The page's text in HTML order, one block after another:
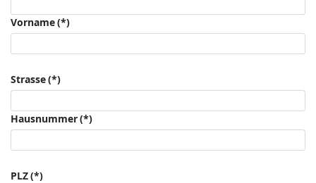
Vorname(*)
Strasse(*)
Hausnummer(*)
PLZ(*)